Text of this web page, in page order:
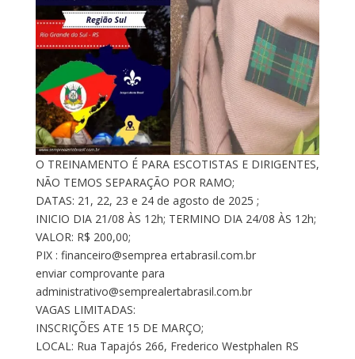
O TREINAMENTO É PARA ESCOTISTAS E DIRIGENTES,
NÃO TEMOS SEPARAÇÃO POR RAMO;
DATAS: 21, 22, 23 e 24 de agosto de 2025 ;
INICIO DIA 21/08 ÀS 12h; TERMINO DIA 24/08 ÀS 12h;
VALOR: R$ 200,00;
PIX : financeiro@semprea ertabrasil.com.br
enviar comprovante para
administrativo@semprealertabrasil.com.br
VAGAS LIMITADAS:
INSCRIÇÕES ATE 15 DE MARÇO;
LOCAL: Rua Tapajós 266, Frederico Westphalen RS